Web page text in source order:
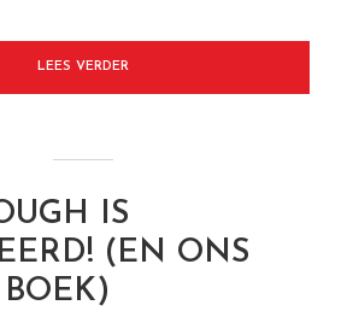
LEES VERDER
IS
(EN ONS